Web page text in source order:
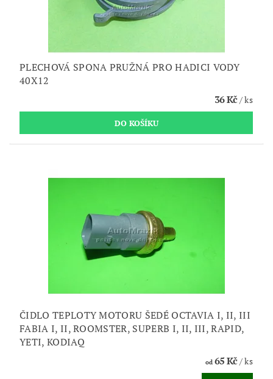
PLECHOVÁ SPONA PRUŽNÁ PRO HADICI VODY
40X12
36 Kč/ ks
ČIDLO TEPLOTY MOTORU ŠEDÉ OCTAVIA I, II, III
FABIA I, II, ROOMSTER, SUPERB I, II, III, RAPID,
YETI, KODIAQ
od65 Kč/ ks